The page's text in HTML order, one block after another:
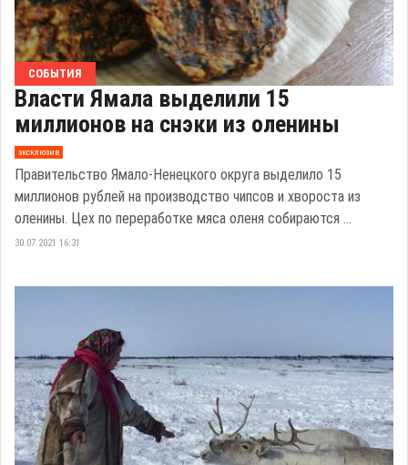
СОБЫТИЯ
Власти Ямала выделили 15
миллионов на снэки из оленины
эксклюзив
Правительство Ямало-Ненецкого округа выделило 15
миллионов рублей на производство чипсов и хвороста из
оленины. Цех по переработке мяса оленя собираются ...
30.07.2021 16:31